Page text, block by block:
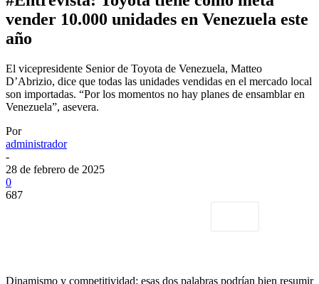
vender 10.000 unidades en Venezuela este
año
El vicepresidente Senior de Toyota de Venezuela, Matteo
D’Abrizio, dice que todas las unidades vendidas en el mercado local
son importadas. “Por los momentos no hay planes de ensamblar en
Venezuela”, asevera.
Por
administrador
-
28 de febrero de 2025
0
687
Dinamismo y competitividad: esas dos palabras podrían bien resumir